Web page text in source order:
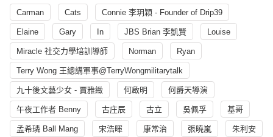
Carman Cats Connie 李玥穎 - Founder of Drip39
Elaine Gary In JBS Brian 李凱賢 Louise
Miracle 社交力學培訓導師 Norman Ryan
Terry Wong 王總講軍事@TerryWongmilitarytalk
九十後文藝少女 - 賈雅緻 何啟明 何爵天導演
午夜工作者 Benny 古庄辰 古立 吳佩孚 基哥
孟希璘 Ball Mang 宋浩暉 康常治 張曉嵐 朱利安